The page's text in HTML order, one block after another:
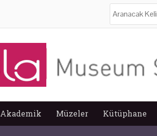
Akademik Müzeler Kütüphane